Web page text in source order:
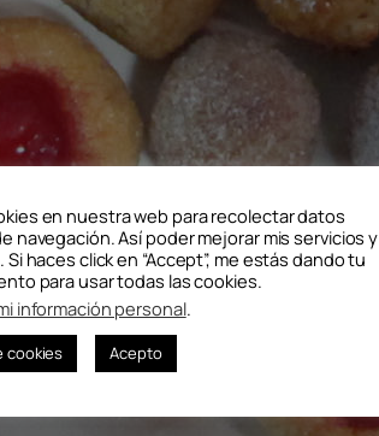
en nuestra web para recolectar datos
navegación. Así poder mejorar mis servicios y
haces click en “Accept”, me estás dando tu
para usar todas las cookies.
información personal.
cookies Acepto